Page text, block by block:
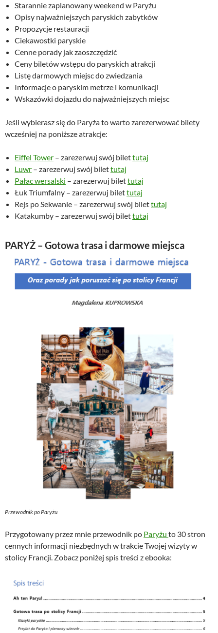
Starannie zaplanowany weekend w Paryżu
Opisy najważniejszych paryskich zabytków
Propozycje restauracji
Ciekawostki paryskie
Cenne porady jak zaoszczędzić
Ceny biletów wstępu do paryskich atrakcji
Listę darmowych miejsc do zwiedzania
Informacje o paryskim metrze i komunikacji
Wskazówki dojazdu do najważniejszych miejsc
Jeśli wybierasz się do Paryża to warto zarezerwować bilety
wcześniej na poniższe atrakcje:
Eiffel Tower – zarezerwuj swój bilettutaj
Luwr – zarezerwuj swój bilettutaj
Pałac wersalski – zarezerwuj bilettutaj
Łuk Triumfalny – zarezerwuj bilettutaj
Rejs po Sekwanie – zarezerwuj swój bilettutaj
Katakumby – zarezerwuj swój bilettutaj
PARYŻ – Gotowa trasa i darmowe miejsca
Przewodnik po Paryżu
Przygotowany przez mnie przewodnik po Paryżu to 30 stron
cennych informacji niezbędnych w trakcie Twojej wizyty w
stolicy Francji. Zobacz poniżej spis treści z ebooka: